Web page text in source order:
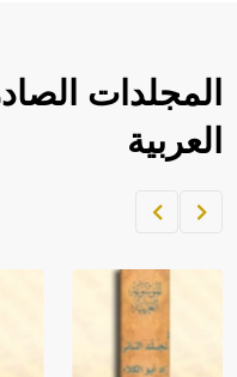
المجلدات
العربية